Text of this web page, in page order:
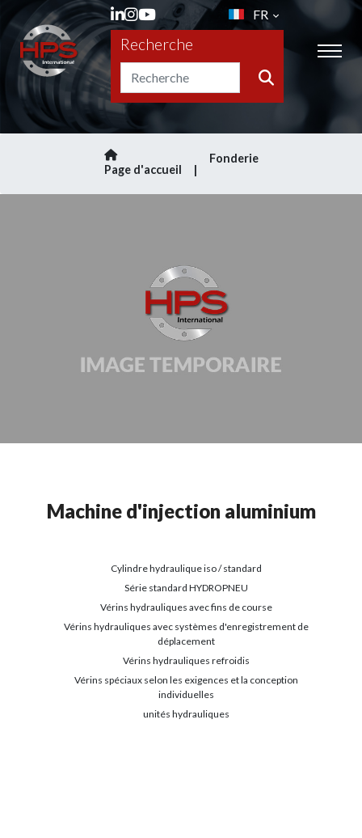
FR
Recherche
Page d'accueil
Fonderie
Machine d'injection aluminium
Cylindre hydraulique iso / standard
Série standard HYDROPNEU
Vérins hydrauliques avec fins de course
Vérins hydrauliques avec systèmes d'enregistrement de
déplacement
Vérins hydrauliques refroidis
Vérins spéciaux selon les exigences et la conception
individuelles
unités hydrauliques